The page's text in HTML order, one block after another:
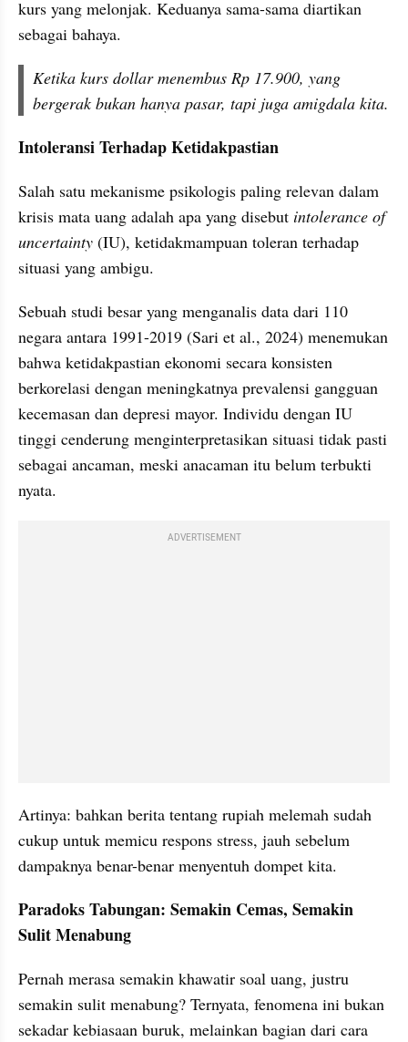
kurs yang melonjak. Keduanya sama-sama diartikan
sebagai bahaya.
Ketika kurs dollar menembus Rp 17.900, yang
bergerak bukan hanya pasar, tapi juga amigdala kita.
Intoleransi Terhadap Ketidakpastian
Salah satu mekanisme psikologis paling relevan dalam
krisis mata uang adalah apa yang disebut intolerance of
uncertainty (IU), ketidakmampuan toleran terhadap
situasi yang ambigu.
Sebuah studi besar yang menganalis data dari 110
negara antara 1991-2019 (Sari et al., 2024) menemukan
bahwa ketidakpastian ekonomi secara konsisten
berkorelasi dengan meningkatnya prevalensi gangguan
kecemasan dan depresi mayor. Individu dengan IU
tinggi cenderung menginterpretasikan situasi tidak pasti
sebagai ancaman, meski anacaman itu belum terbukti
nyata.
ADVERTISEMENT
Artinya: bahkan berita tentang rupiah melemah sudah
cukup untuk memicu respons stress, jauh sebelum
dampaknya benar-benar menyentuh dompet kita.
Paradoks Tabungan: Semakin Cemas, Semakin
Sulit Menabung
Pernah merasa semakin khawatir soal uang, justru
semakin sulit menabung? Ternyata, fenomena ini bukan
sekadar kebiasaan buruk, melainkan bagian dari cara